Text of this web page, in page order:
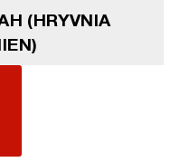
(HRYVNIA